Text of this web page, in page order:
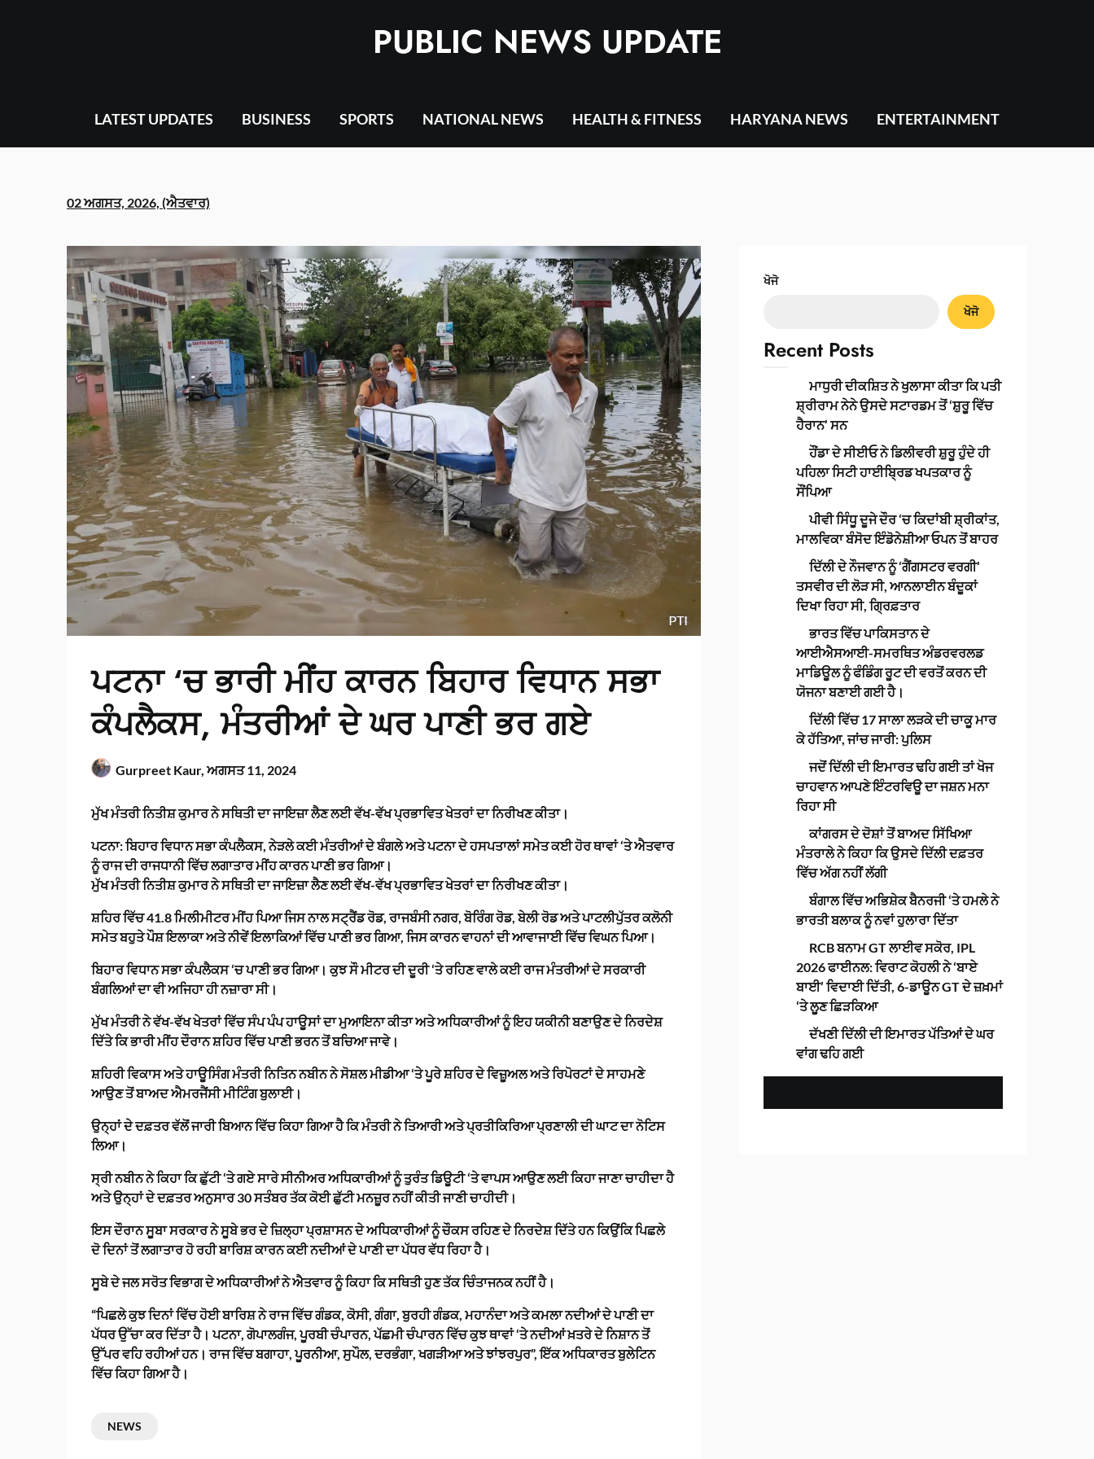
PUBLIC NEWS UPDATE
LATEST UPDATES BUSINESS SPORTS NATIONAL NEWS HEALTH & FITNESS HARYANA NEWS ENTERTAINMENT
02 ਅਗਸਤ, 2026, (ਐਤਵਾਰ)
ਪਟਨਾ ‘ਚ ਭਾਰੀ ਮੀਂਹ ਕਾਰਨ ਬਿਹਾਰ ਵਿਧਾਨ ਸਭਾ
ਕੰਪਲੈਕਸ, ਮੰਤਰੀਆਂ ਦੇ ਘਰ ਪਾਣੀ ਭਰ ਗਏ
Gurpreet Kaur,ਅਗਸਤ 11, 2024
ਮੁੱਖ ਮੰਤਰੀ ਨਿਤੀਸ਼ ਕੁਮਾਰ ਨੇ ਸਥਿਤੀ ਦਾ ਜਾਇਜ਼ਾ ਲੈਣ ਲਈ ਵੱਖ-ਵੱਖ ਪ੍ਰਭਾਵਿਤ ਖੇਤਰਾਂ ਦਾ ਨਿਰੀਖਣ ਕੀਤਾ।
ਪਟਨਾ: ਬਿਹਾਰ ਵਿਧਾਨ ਸਭਾ ਕੰਪਲੈਕਸ, ਨੇੜਲੇ ਕਈ ਮੰਤਰੀਆਂ ਦੇ ਬੰਗਲੇ ਅਤੇ ਪਟਨਾ ਦੇ ਹਸਪਤਾਲਾਂ ਸਮੇਤ ਕਈ ਹੋਰ ਥਾਵਾਂ ‘ਤੇ ਐਤਵਾਰ
ਨੂੰ ਰਾਜ ਦੀ ਰਾਜਧਾਨੀ ਵਿੱਚ ਲਗਾਤਾਰ ਮੀਂਹ ਕਾਰਨ ਪਾਣੀ ਭਰ ਗਿਆ।
ਮੁੱਖ ਮੰਤਰੀ ਨਿਤੀਸ਼ ਕੁਮਾਰ ਨੇ ਸਥਿਤੀ ਦਾ ਜਾਇਜ਼ਾ ਲੈਣ ਲਈ ਵੱਖ-ਵੱਖ ਪ੍ਰਭਾਵਿਤ ਖੇਤਰਾਂ ਦਾ ਨਿਰੀਖਣ ਕੀਤਾ।
ਸ਼ਹਿਰ ਵਿੱਚ 41.8 ਮਿਲੀਮੀਟਰ ਮੀਂਹ ਪਿਆ ਜਿਸ ਨਾਲ ਸਟ੍ਰੈਂਡ ਰੋਡ, ਰਾਜਬੰਸੀ ਨਗਰ, ਬੋਰਿੰਗ ਰੋਡ, ਬੇਲੀ ਰੋਡ ਅਤੇ ਪਾਟਲੀਪੁੱਤਰ ਕਲੋਨੀ
ਸਮੇਤ ਬਹੁਤੇ ਪੌਸ਼ ਇਲਾਕਾ ਅਤੇ ਨੀਵੇਂ ਇਲਾਕਿਆਂ ਵਿੱਚ ਪਾਣੀ ਭਰ ਗਿਆ, ਜਿਸ ਕਾਰਨ ਵਾਹਨਾਂ ਦੀ ਆਵਾਜਾਈ ਵਿੱਚ ਵਿਘਨ ਪਿਆ।
ਬਿਹਾਰ ਵਿਧਾਨ ਸਭਾ ਕੰਪਲੈਕਸ ‘ਚ ਪਾਣੀ ਭਰ ਗਿਆ। ਕੁਝ ਸੌ ਮੀਟਰ ਦੀ ਦੂਰੀ ‘ਤੇ ਰਹਿਣ ਵਾਲੇ ਕਈ ਰਾਜ ਮੰਤਰੀਆਂ ਦੇ ਸਰਕਾਰੀ
ਬੰਗਲਿਆਂ ਦਾ ਵੀ ਅਜਿਹਾ ਹੀ ਨਜ਼ਾਰਾ ਸੀ।
ਮੁੱਖ ਮੰਤਰੀ ਨੇ ਵੱਖ-ਵੱਖ ਖੇਤਰਾਂ ਵਿੱਚ ਸੰਪ ਪੰਪ ਹਾਊਸਾਂ ਦਾ ਮੁਆਇਨਾ ਕੀਤਾ ਅਤੇ ਅਧਿਕਾਰੀਆਂ ਨੂੰ ਇਹ ਯਕੀਨੀ ਬਣਾਉਣ ਦੇ ਨਿਰਦੇਸ਼
ਦਿੱਤੇ ਕਿ ਭਾਰੀ ਮੀਂਹ ਦੌਰਾਨ ਸ਼ਹਿਰ ਵਿੱਚ ਪਾਣੀ ਭਰਨ ਤੋਂ ਬਚਿਆ ਜਾਵੇ।
ਸ਼ਹਿਰੀ ਵਿਕਾਸ ਅਤੇ ਹਾਊਸਿੰਗ ਮੰਤਰੀ ਨਿਤਿਨ ਨਬੀਨ ਨੇ ਸੋਸ਼ਲ ਮੀਡੀਆ ‘ਤੇ ਪੂਰੇ ਸ਼ਹਿਰ ਦੇ ਵਿਜ਼ੂਅਲ ਅਤੇ ਰਿਪੋਰਟਾਂ ਦੇ ਸਾਹਮਣੇ
ਆਉਣ ਤੋਂ ਬਾਅਦ ਐਮਰਜੈਂਸੀ ਮੀਟਿੰਗ ਬੁਲਾਈ।
ਉਨ੍ਹਾਂ ਦੇ ਦਫ਼ਤਰ ਵੱਲੋਂ ਜਾਰੀ ਬਿਆਨ ਵਿੱਚ ਕਿਹਾ ਗਿਆ ਹੈ ਕਿ ਮੰਤਰੀ ਨੇ ਤਿਆਰੀ ਅਤੇ ਪ੍ਰਤੀਕਿਰਿਆ ਪ੍ਰਣਾਲੀ ਦੀ ਘਾਟ ਦਾ ਨੋਟਿਸ
ਲਿਆ।
ਸ੍ਰੀ ਨਬੀਨ ਨੇ ਕਿਹਾ ਕਿ ਛੁੱਟੀ ‘ਤੇ ਗਏ ਸਾਰੇ ਸੀਨੀਅਰ ਅਧਿਕਾਰੀਆਂ ਨੂੰ ਤੁਰੰਤ ਡਿਊਟੀ ‘ਤੇ ਵਾਪਸ ਆਉਣ ਲਈ ਕਿਹਾ ਜਾਣਾ ਚਾਹੀਦਾ ਹੈ
ਅਤੇ ਉਨ੍ਹਾਂ ਦੇ ਦਫ਼ਤਰ ਅਨੁਸਾਰ 30 ਸਤੰਬਰ ਤੱਕ ਕੋਈ ਛੁੱਟੀ ਮਨਜ਼ੂਰ ਨਹੀਂ ਕੀਤੀ ਜਾਣੀ ਚਾਹੀਦੀ।
ਇਸ ਦੌਰਾਨ ਸੂਬਾ ਸਰਕਾਰ ਨੇ ਸੂਬੇ ਭਰ ਦੇ ਜ਼ਿਲ੍ਹਾ ਪ੍ਰਸ਼ਾਸਨ ਦੇ ਅਧਿਕਾਰੀਆਂ ਨੂੰ ਚੌਕਸ ਰਹਿਣ ਦੇ ਨਿਰਦੇਸ਼ ਦਿੱਤੇ ਹਨ ਕਿਉਂਕਿ ਪਿਛਲੇ
ਦੋ ਦਿਨਾਂ ਤੋਂ ਲਗਾਤਾਰ ਹੋ ਰਹੀ ਬਾਰਿਸ਼ ਕਾਰਨ ਕਈ ਨਦੀਆਂ ਦੇ ਪਾਣੀ ਦਾ ਪੱਧਰ ਵੱਧ ਰਿਹਾ ਹੈ।
ਸੂਬੇ ਦੇ ਜਲ ਸਰੋਤ ਵਿਭਾਗ ਦੇ ਅਧਿਕਾਰੀਆਂ ਨੇ ਐਤਵਾਰ ਨੂੰ ਕਿਹਾ ਕਿ ਸਥਿਤੀ ਹੁਣ ਤੱਕ ਚਿੰਤਾਜਨਕ ਨਹੀਂ ਹੈ।
“ਪਿਛਲੇ ਕੁਝ ਦਿਨਾਂ ਵਿੱਚ ਹੋਈ ਬਾਰਿਸ਼ ਨੇ ਰਾਜ ਵਿੱਚ ਗੰਡਕ, ਕੋਸੀ, ਗੰਗਾ, ਬੁਰਹੀ ਗੰਡਕ, ਮਹਾਨੰਦਾ ਅਤੇ ਕਮਲਾ ਨਦੀਆਂ ਦੇ ਪਾਣੀ ਦਾ
ਪੱਧਰ ਉੱਚਾ ਕਰ ਦਿੱਤਾ ਹੈ। ਪਟਨਾ, ਗੋਪਾਲਗੰਜ, ਪੂਰਬੀ ਚੰਪਾਰਨ, ਪੱਛਮੀ ਚੰਪਾਰਨ ਵਿੱਚ ਕੁਝ ਥਾਵਾਂ ‘ਤੇ ਨਦੀਆਂ ਖ਼ਤਰੇ ਦੇ ਨਿਸ਼ਾਨ ਤੋਂ
ਉੱਪਰ ਵਹਿ ਰਹੀਆਂ ਹਨ। ਰਾਜ ਵਿੱਚ ਬਗਾਹਾ, ਪੂਰਨੀਆ, ਸੁਪੌਲ, ਦਰਭੰਗਾ, ਖਗੜੀਆ ਅਤੇ ਝਾਂਝਰਪੁਰ”, ਇੱਕ ਅਧਿਕਾਰਤ ਬੁਲੇਟਿਨ
ਵਿੱਚ ਕਿਹਾ ਗਿਆ ਹੈ।
NEWS
ਖੋਜੋ
ਖੋਜੋ
Recent Posts
ਮਾਧੁਰੀ ਦੀਕਸ਼ਿਤ ਨੇ ਖੁਲਾਸਾ ਕੀਤਾ ਕਿ ਪਤੀ
ਸ਼੍ਰੀਰਾਮ ਨੇਨੇ ਉਸਦੇ ਸਟਾਰਡਮ ਤੋਂ ‘ਸ਼ੁਰੂ ਵਿੱਚ
ਹੈਰਾਨ’ ਸਨ
ਹੌਂਡਾ ਦੇ ਸੀਈਓ ਨੇ ਡਿਲੀਵਰੀ ਸ਼ੁਰੂ ਹੁੰਦੇ ਹੀ
ਪਹਿਲਾ ਸਿਟੀ ਹਾਈਬ੍ਰਿਡ ਖਪਤਕਾਰ ਨੂੰ
ਸੌਂਪਿਆ
ਪੀਵੀ ਸਿੰਧੂ ਦੂਜੇ ਦੌਰ ‘ਚ ਕਿਦਾਂਬੀ ਸ਼੍ਰੀਕਾਂਤ,
ਮਾਲਵਿਕਾ ਬੰਸੋਦ ਇੰਡੋਨੇਸ਼ੀਆ ਓਪਨ ਤੋਂ ਬਾਹਰ
ਦਿੱਲੀ ਦੇ ਨੌਜਵਾਨ ਨੂੰ ‘ਗੈਂਗਸਟਰ ਵਰਗੀ’
ਤਸਵੀਰ ਦੀ ਲੋੜ ਸੀ, ਆਨਲਾਈਨ ਬੰਦੂਕਾਂ
ਦਿਖਾ ਰਿਹਾ ਸੀ, ਗ੍ਰਿਫ਼ਤਾਰ
ਭਾਰਤ ਵਿੱਚ ਪਾਕਿਸਤਾਨ ਦੇ
ਆਈਐਸਆਈ-ਸਮਰਥਿਤ ਅੰਡਰਵਰਲਡ
ਮਾਡਿਊਲ ਨੂੰ ਫੰਡਿੰਗ ਰੂਟ ਦੀ ਵਰਤੋਂ ਕਰਨ ਦੀ
ਯੋਜਨਾ ਬਣਾਈ ਗਈ ਹੈ।
ਦਿੱਲੀ ਵਿੱਚ 17 ਸਾਲਾ ਲੜਕੇ ਦੀ ਚਾਕੂ ਮਾਰ
ਕੇ ਹੱਤਿਆ, ਜਾਂਚ ਜਾਰੀ: ਪੁਲਿਸ
ਜਦੋਂ ਦਿੱਲੀ ਦੀ ਇਮਾਰਤ ਢਹਿ ਗਈ ਤਾਂ ਖੋਜ
ਚਾਹਵਾਨ ਆਪਣੇ ਇੰਟਰਵਿਊ ਦਾ ਜਸ਼ਨ ਮਨਾ
ਰਿਹਾ ਸੀ
ਕਾਂਗਰਸ ਦੇ ਦੋਸ਼ਾਂ ਤੋਂ ਬਾਅਦ ਸਿੱਖਿਆ
ਮੰਤਰਾਲੇ ਨੇ ਕਿਹਾ ਕਿ ਉਸਦੇ ਦਿੱਲੀ ਦਫ਼ਤਰ
ਵਿੱਚ ਅੱਗ ਨਹੀਂ ਲੱਗੀ
ਬੰਗਾਲ ਵਿੱਚ ਅਭਿਸ਼ੇਕ ਬੈਨਰਜੀ ‘ਤੇ ਹਮਲੇ ਨੇ
ਭਾਰਤੀ ਬਲਾਕ ਨੂੰ ਨਵਾਂ ਹੁਲਾਰਾ ਦਿੱਤਾ
RCB ਬਨਾਮ GT ਲਾਈਵ ਸਕੋਰ, IPL
2026 ਫਾਈਨਲ: ਵਿਰਾਟ ਕੋਹਲੀ ਨੇ ‘ਬਾਏ
ਬਾਈ’ ਵਿਦਾਈ ਦਿੱਤੀ, 6-ਡਾਊਨ GT ਦੇ ਜ਼ਖ਼ਮਾਂ
‘ਤੇ ਲੂਣ ਛਿੜਕਿਆ
ਦੱਖਣੀ ਦਿੱਲੀ ਦੀ ਇਮਾਰਤ ਪੱਤਿਆਂ ਦੇ ਘਰ
ਵਾਂਗ ਢਹਿ ਗਈ